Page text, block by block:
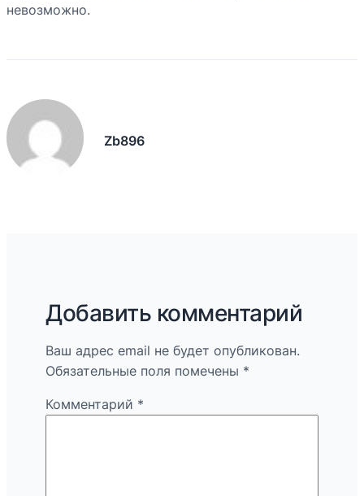
невозможно.
Zb896
Добавить комментарий
Ваш адрес email не будет опубликован.
Обязательные поля помечены *
Комментарий *